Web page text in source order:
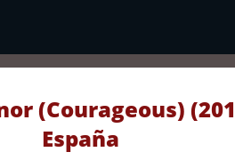
(Courageous)
España